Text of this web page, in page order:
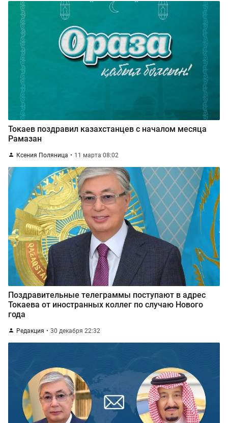
Токаев поздравил казахстанцев с началом месяца
Рамазан
Ксения Поляница 11 марта 08:02
Поздравительные телеграммы поступают в адрес
Токаева от иностранных коллег по случаю Нового
года
Редакция 30 декабря 22:32